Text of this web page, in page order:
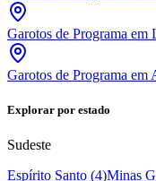
Garotos de Programa
Garotos de Programa em
Explorar por estado
Sudeste
Espírito Santo (4)Minas